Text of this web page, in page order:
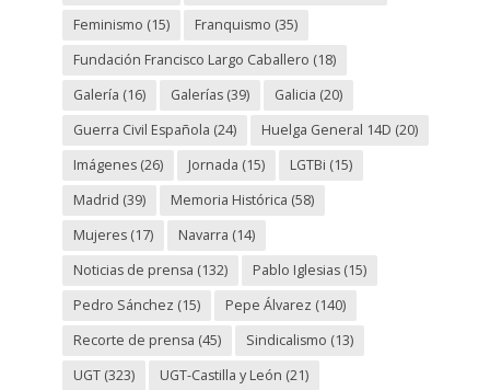
Feminismo (15) Franquismo (35)
Fundación Francisco Largo Caballero (18)
Galería (16) Galerías(39) Galicia (20)
Guerra Civil Española (24) Huelga General 14D (20)
Imágenes(26) Jornada (15) LGTBi (15)
Madrid (39) Memoria Histórica (58)
Mujeres(17) Navarra (14)
Noticias de prensa (132) Pablo Iglesias(15)
Pedro Sánchez (15) Pepe Álvarez (140)
Recorte de prensa (45) Sindicalismo (13)
UGT(323) UGT-Castilla y León (21)